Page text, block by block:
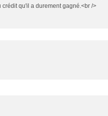
qu'il a durement gagné.<br />